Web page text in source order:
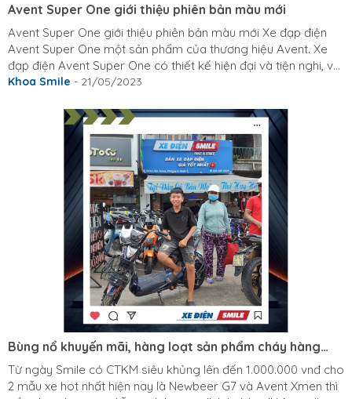
Avent Super One giới thiệu phiên bản màu mới
Avent Super One giới thiệu phiên bản màu mới Xe đạp điện
Avent Super One một sản phẩm của thương hiệu Avent. Xe
đạp điện Avent Super One có thiết kế hiện đại và tiện nghi, với
màu xám mới lạ và bắt mắt. Xe có bánh xe lớn 16 inch, mâm
chỉnh độ cao phù hợp với người sử dụng. Xe được trang bị
động cơ điện mạnh mẽ, cho phép xe chạy với vận tốc tối đa
35 -38 km/h. Xe cũng có bình...
Khoa Smile - 21/05/2023
Bùng nổ khuyến mãi, hàng loạt sản phẩm cháy hàng
liên tục
Từ ngày Smile có CTKM siêu khủng lên đến 1.000.000 vnđ cho
2 mẫu xe hot nhất hiện nay là Newbeer G7 và Avent Xmen thì